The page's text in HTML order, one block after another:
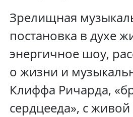
Зрелищная
постановка в духе
энергичное шоу,
о жизни и
Клиффа Ричарда,
сердцееда», с